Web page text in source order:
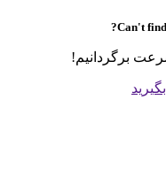
Can't
برگردانیم!